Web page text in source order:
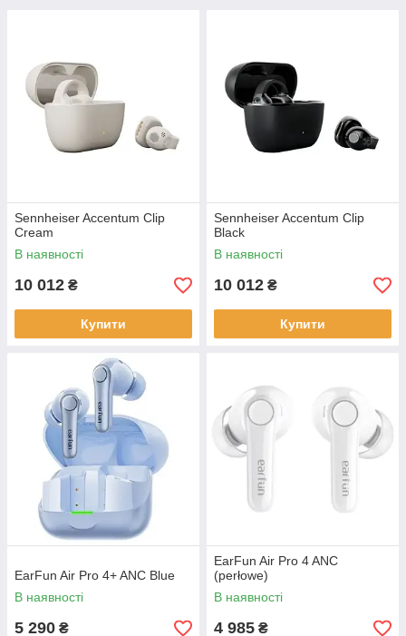
Sennheiser Accentum Clip
Cream
В наявності
10 012 ₴
Купити
Sennheiser Accentum Clip
Black
В наявності
10 012 ₴
Купити
EarFun Air Pro 4+ ANC Blue
В наявності
5 290 ₴
EarFun Air Pro 4 ANC
(perłowe)
В наявності
4 985 ₴